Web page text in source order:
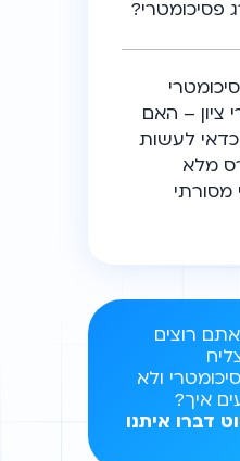
פסיכומטרי?
ציון – האם
לעשות
מלא
מסורתי
רוצים
ולא
איך?
דברו איתנו